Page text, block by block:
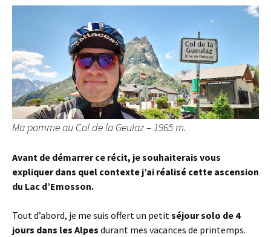
Ma pomme au Col de la Geulaz – 1965 m.
Avant de démarrer ce récit, je souhaiterais vous
expliquer dans quel contexte j’ai réalisé cette ascension
du Lac d’Emosson.
Tout d’abord, je me suis offert un petitséjour solo de 4
jours dans les Alpes durant mes vacances de printemps.